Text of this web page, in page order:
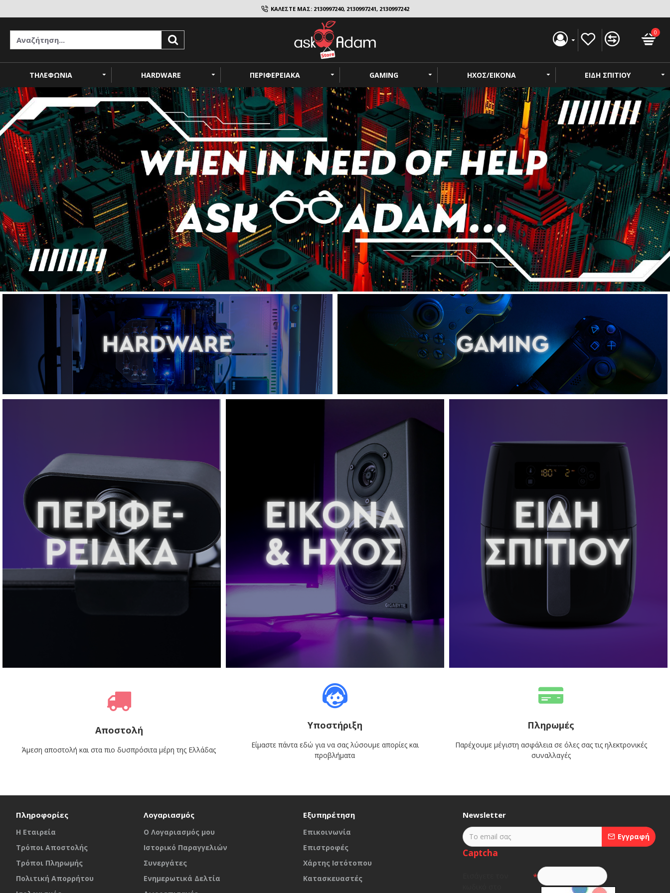
ΚΑΛΕΣΤΕ ΜΑΣ: 2130997240, 2130997241, 2130997242
0
ΤΗΛΕΦΩΝΙΑ HARDWARE ΠΕΡΙΦΕΡΕΙΑΚΑ GAMING ΗΧΟΣ/ΕΙΚΟΝΑ ΕΙΔΗ ΣΠΙΤΙΟΥ
Αποστολή
Άμεση αποστολή και στα πιο δυσπρόσιτα μέρη της Ελλάδας
Υποστήριξη
Είμαστε πάντα εδώ για να σας λύσουμε απορίες και
προβλήματα
Πληρωμές
Παρέχουμε μέγιστη ασφάλεια σε όλες σας τις ηλεκτρονικές
συναλλαγές
Πληροφορίες
Η Εταιρεία
Τρόποι Αποστολής
Τρόποι Πληρωμής
Πολιτική Απορρήτου
Λογαριασμός
O Λογαριασμός μου
Ιστορικό Παραγγελιών
Συνεργάτες
Ενημερωτικά Δελτία
Εξυπηρέτηση
Επικοινωνία
Επιστροφές
Χάρτης Ιστότοπου
Κατασκευαστές
Newsletter
Εγγραφή
Captcha